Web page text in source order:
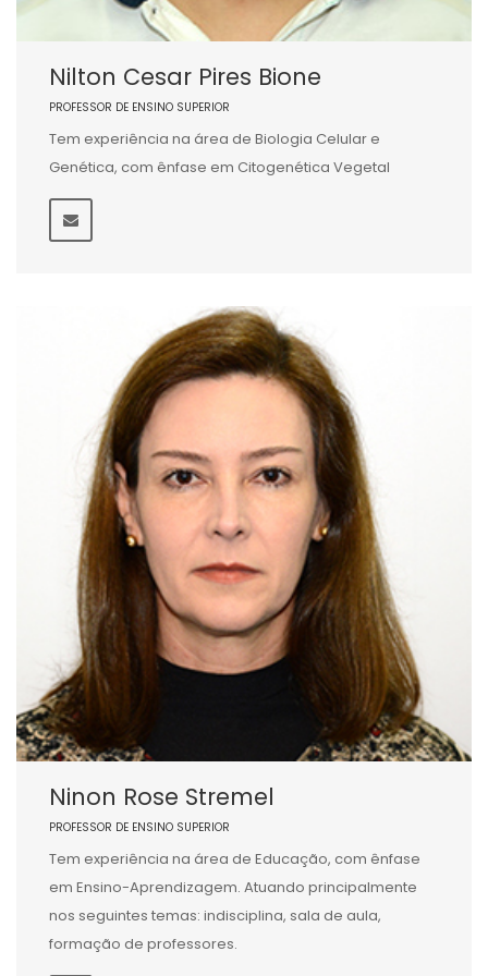
Nilton Cesar Pires Bione
PROFESSOR DE ENSINO SUPERIOR
Tem experiência na área de Biologia Celular e
Genética, com ênfase em Citogenética Vegetal
Ninon Rose Stremel
PROFESSOR DE ENSINO SUPERIOR
Tem experiência na área de Educação, com ênfase
em Ensino-Aprendizagem. Atuando principalmente
nos seguintes temas: indisciplina, sala de aula,
formação de professores.